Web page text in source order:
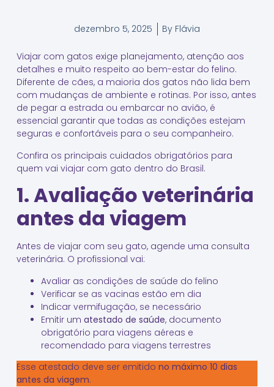
dezembro 5, 2025 By Flávia
Viajar com gatos exige planejamento, atenção aos
detalhes e muito respeito ao bem-estar do felino.
Diferente de cães, a maioria dos gatos não lida bem
com mudanças de ambiente e rotinas. Por isso, antes
de pegar a estrada ou embarcar no avião, é
essencial garantir que todas as condições estejam
seguras e confortáveis para o seu companheiro.
Confira os principais cuidados obrigatórios para
quem vai viajar com gato dentro do Brasil.
1. Avaliação veterinária
antes da viagem
Antes de viajar com seu gato, agende uma consulta
veterinária. O profissional vai:
Avaliar as condições de saúde do felino
Verificar se as vacinas estão em dia
Indicar vermifugação, se necessário
Emitir um atestado de saúde, documento
obrigatório para viagens aéreas e
recomendado para viagens terrestres
Esse atestado deve ser emitido no máximo 10 dias
antes da viagem.